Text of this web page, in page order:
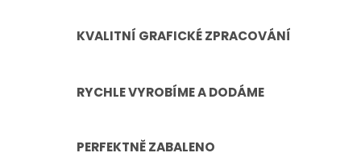
KVALITNÍ GRAFICKÉ ZPRACOVÁNÍ
RYCHLE VYROBÍME A DODÁME
PERFEKTNĚ ZABALENO